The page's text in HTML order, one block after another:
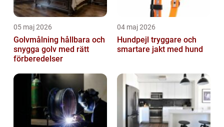
05 maj 2026
Golvmålning hållbara och
snygga golv med rätt
förberedelser
04 maj 2026
Hundpejl tryggare och
smartare jakt med hund